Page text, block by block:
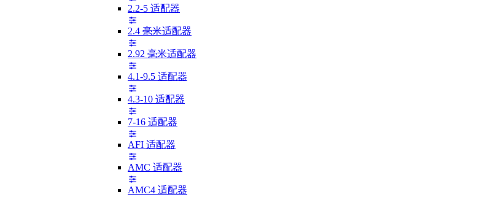
2.2-5 适配器
2.4 毫米适配器
2.92 毫米适配器
4.1-9.5 适配器
4.3-10 适配器
7-16 适配器
AFI 适配器
AMC 适配器
AMC4 适配器